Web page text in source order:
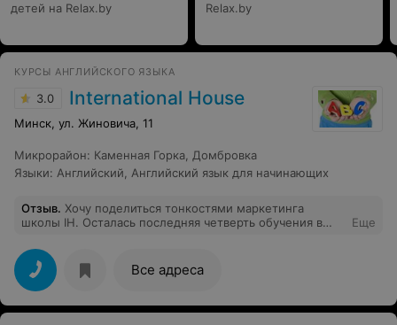
детей на Relax.by
Relax.by
КУРСЫ АНГЛИЙСКОГО ЯЗЫКА
3.0 International House
Минск, ул. Жиновича, 11
Микрорайон: Каменная Горка Домбровка
Языки: Английский Английский язык для начинающих
Отзыв. Хочу поделиться тонкостями маркетинга
школы IH. Осталась последняя четверть обучения в
бросит и уйдет, когда осталось 2 месяца курсов (с 10
апреля по 31 мая). Поэтому воспользовавшись
безвыходностью положения студентов, школа смело и
нагло подняла цену на обучение в последней
четверти. Увидев сумму к оплате, я еле сдержала
Еще
Все адреса